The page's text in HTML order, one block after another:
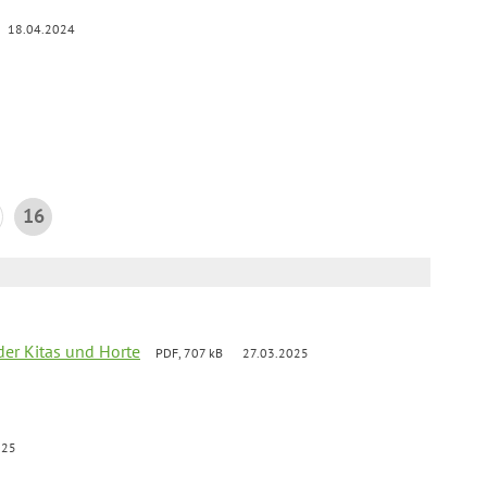
18.04.2024
16
Kitas und Horte PDF, 707 kB 27.03.2025